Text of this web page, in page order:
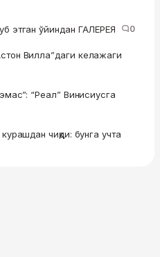
этган ўйиндан ГАЛЕРЕЯ 0
Вилла”даги келажаги
“Реал” Винисиусга
чиқди: бунга учта